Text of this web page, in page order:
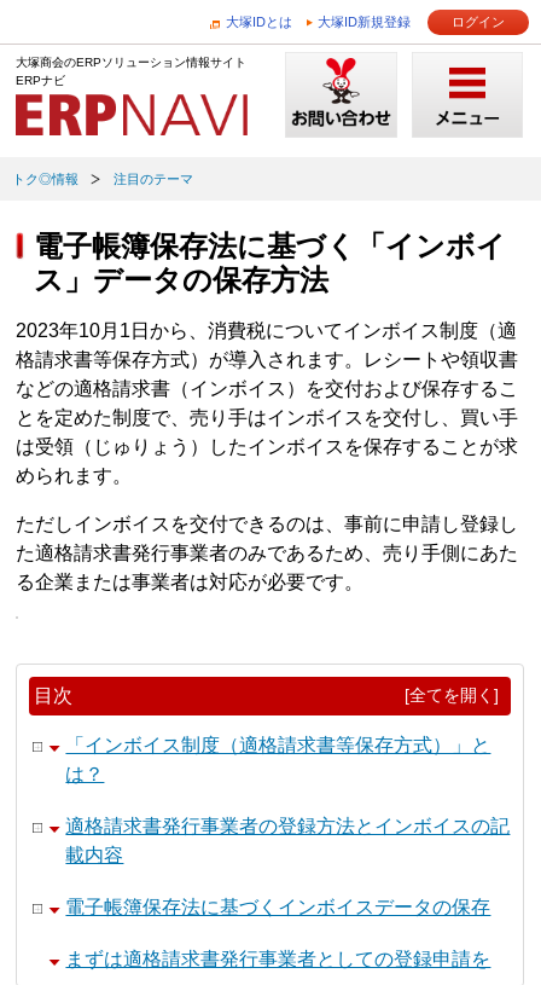
大塚IDとは 大塚ID新規登録 ログイン
大塚商会のERPソリューション情報サイト
ERPナビ
トク◎情報 注目のテーマ
電子帳簿保存法に基づく「インボイ
ス」データの保存方法
2023年10月1日から、消費税についてインボイス制度（適
格請求書等保存方式）が導入されます。レシートや領収書
などの適格請求書（インボイス）を交付および保存するこ
とを定めた制度で、売り手はインボイスを交付し、買い手
は受領（じゅりょう）したインボイスを保存することが求
められます。
ただしインボイスを交付できるのは、事前に申請し登録し
た適格請求書発行事業者のみであるため、売り手側にあた
る企業または事業者は対応が必要です。
目次 [全てを開く]
「インボイス制度（適格請求書等保存方式）」と
は？
適格請求書発行事業者の登録方法とインボイスの記
載内容
電子帳簿保存法に基づくインボイスデータの保存
まずは適格請求書発行事業者としての登録申請を